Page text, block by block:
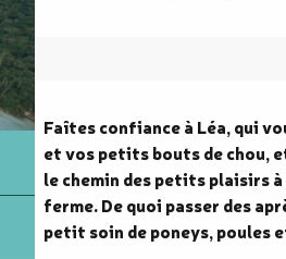
Description
Faîtes confiance à Léa, qui
et vos petits bouts de chou,
le chemin des petits plaisirs
ferme. De quoi passer des
petit soin de poneys, poules